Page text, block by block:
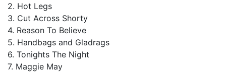
2. Hot Legs
3. Cut Across Shorty
4. Reason To Believe
5. Handbags and Gladrags
6. Tonights The Night
7. Maggie May